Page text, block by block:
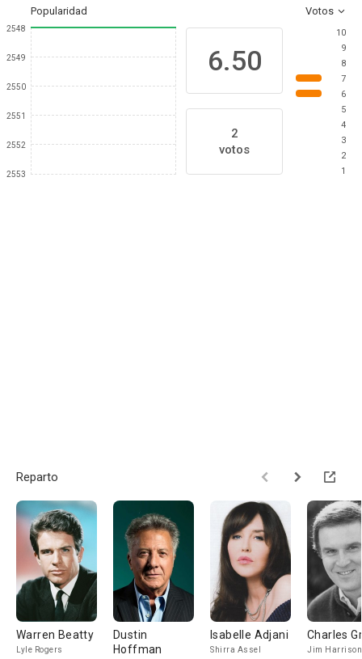
Popularidad Votos
2548
2549
2550
2551
2552
2553
6.50
2
votos
10
9
8
7
6
5
4
3
2
1
Reparto
Warren Beatty
Lyle Rogers
Dustin
Hoffman
Isabelle Adjani
Shirra Assel
Charles
Jim Harrison